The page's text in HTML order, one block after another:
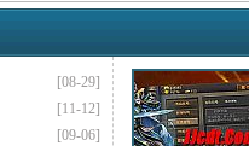
[08-29]
[11-12]
[09-06]